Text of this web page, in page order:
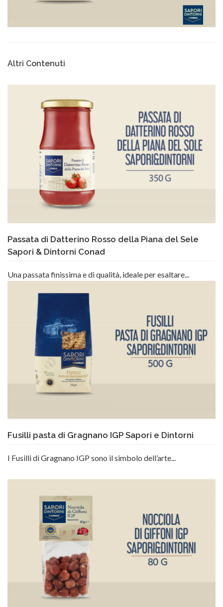
Altri Contenuti
Passata di Datterino Rosso della Piana del Sele
Sapori & Dintorni Conad
Una passata finissima e di qualità, ideale per esaltare...
Fusilli pasta di Gragnano IGP Sapori e Dintorni
I Fusilli di Gragnano IGP sono il simbolo dell’arte...